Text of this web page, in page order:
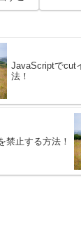
出し
と同
JavaScriptでcut
法！
禁止する方法！